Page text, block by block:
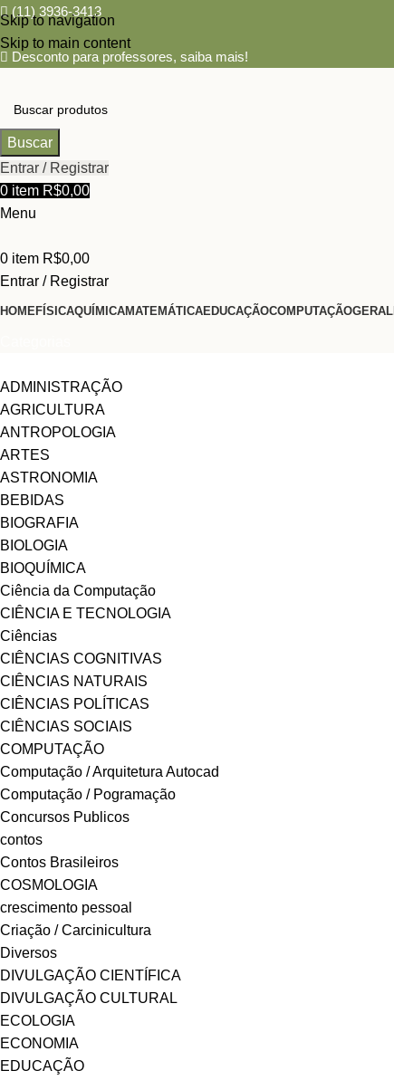
Skip to navigation
Skip to main content
(11) 3936-3413
Desconto para professores, saiba mais!
Buscar
Entrar / Registrar
0 item R$0,00
Menu
0 item R$0,00
Entrar / Registrar
HOMEFÍSICAQUÍMICAMATEMÁTICAEDUCAÇÃOCOMPUTAÇÃOGERAL
ADMINISTRAÇÃO
AGRICULTURA
ANTROPOLOGIA
ARTES
ASTRONOMIA
BEBIDAS
BIOGRAFIA
BIOLOGIA
BIOQUÍMICA
Ciência da Computação
CIÊNCIA E TECNOLOGIA
Ciências
CIÊNCIAS COGNITIVAS
CIÊNCIAS NATURAIS
CIÊNCIAS POLÍTICAS
CIÊNCIAS SOCIAIS
COMPUTAÇÃO
Computação / Arquitetura Autocad
Computação / Pogramação
Concursos Publicos
contos
Contos Brasileiros
COSMOLOGIA
crescimento pessoal
Criação / Carcinicultura
Diversos
DIVULGAÇÃO CIENTÍFICA
DIVULGAÇÃO CULTURAL
ECOLOGIA
ECONOMIA
EDUCAÇÃO